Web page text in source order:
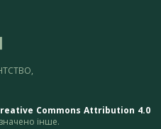
Commons Attribution 4.0
інше.